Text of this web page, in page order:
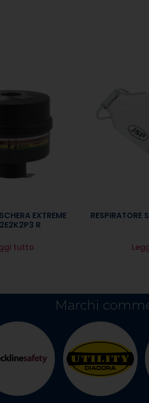
EXTREME
R
tutto
RESPIRATORE
Marchi